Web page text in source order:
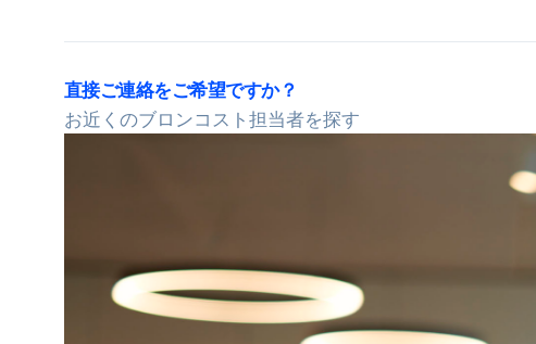
Bronkhorst
連絡を取る
直接ご連絡をご希望ですか？
お近くのブロンコスト担当者を探す